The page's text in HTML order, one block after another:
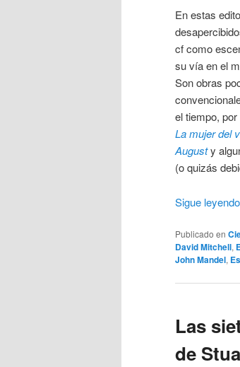
En estas
cf como
su vía en el
Son obras
el tiempo,
La mujer del
Augusty
(o quizás
Sigue leyendo
Publicado en
David Mitchell,
John Mandel,
Las
de